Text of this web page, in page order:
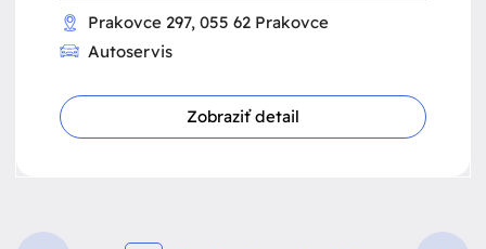
Prakovce 297, 055 62 Prakovce
Autoservis
Zobraziť detail